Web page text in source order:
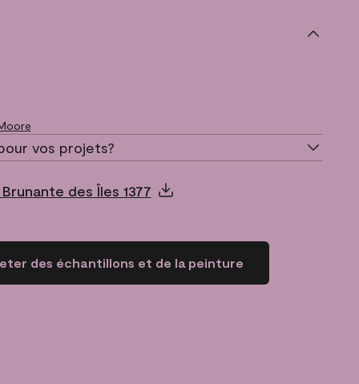
vos projets?
des Îles 1377
des échantillons et de la peinture